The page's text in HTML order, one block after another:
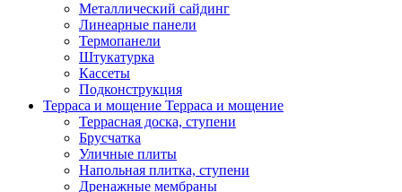
Металлический сайдинг
Линеарные панели
Термопанели
Штукатурка
Кассеты
Подконструкция
Терраса и мощение Терраса и мощение
Террасная доска, ступени
Брусчатка
Уличные плиты
Напольная плитка, ступени
Дренажные мембраны